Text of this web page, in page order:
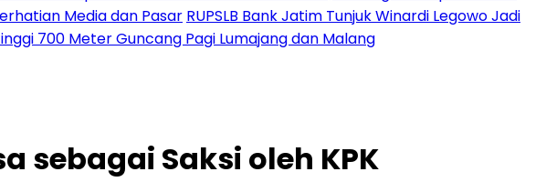
Media dan Pasar RUPSLB Bank Jatim Tunjuk Winardi Legowo Jadi
700 Meter Guncang Pagi Lumajang dan Malang
sebagai Saksi oleh KPK